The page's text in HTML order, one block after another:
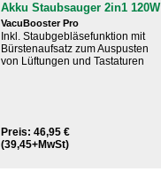
Akku Staubsauger 2in1 120W
VacuBooster Pro
Inkl. Staubgebläsefunktion mit
Bürstenaufsatz zum Auspusten
von Lüftungen und Tastaturen​
Preis: 46,95 €
(39,45+MwSt)